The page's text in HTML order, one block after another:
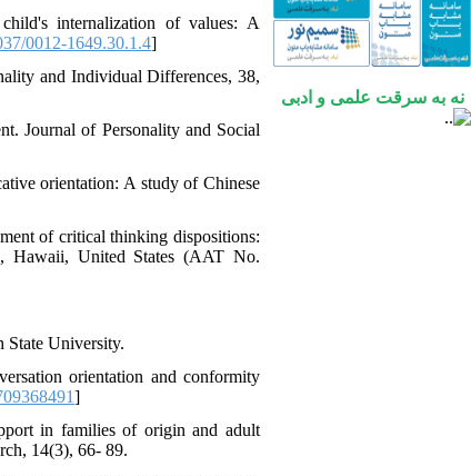
نه به سرقت علمی و ادبی
internalization of values: A
0012-1649.30.1.4]
and Individual Differences, 38,
Journal of Personality and Social
orientation: A study of Chinese
of critical thinking dispositions:
Hawaii, United States (AAT No.
State University.
orientation and conformity
]
in families of origin and adult
14(3), 66- 89.